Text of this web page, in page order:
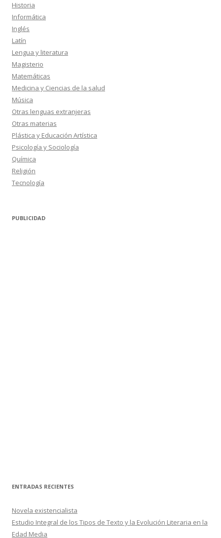
Historia
Informática
Inglés
Latín
Lengua y literatura
Magisterio
Matemáticas
Medicina y Ciencias de la salud
Música
Otras lenguas extranjeras
Otras materias
Plástica y Educación Artística
Psicología y Sociología
Química
Religión
Tecnología
PUBLICIDAD
ENTRADAS RECIENTES
Novela existencialista
Estudio Integral de los Tipos de Texto y la Evolución Literaria en la
Edad Media